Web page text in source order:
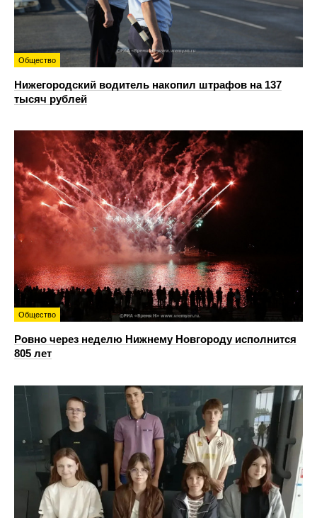
Общество
Нижегородский водитель накопил штрафов на 137
тысяч рублей
Общество
Ровно через неделю Нижнему Новгороду исполнится
805 лет